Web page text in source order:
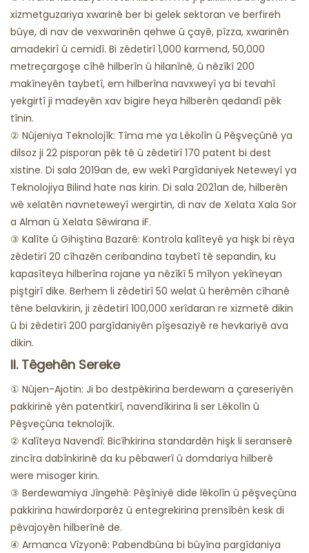
xizmetguzariya xwarinê ber bi gelek sektoran ve berfireh
bûye, di nav de vexwarinên qehwe û çayê, pîzza, xwarinên
amadekirî û cemidî. Bi zêdetirî 1,000 karmend, 50,000
metreçargoşe cîhê hilberîn û hilanînê, û nêzîkî 200
makîneyên taybetî, em hilberîna navxweyî ya bi tevahî
yekgirtî ji madeyên xav bigire heya hilberên qedandî pêk
tînin.
② Nûjeniya Teknolojîk: Tîma me ya Lêkolîn û Pêşveçûnê ya
dilsoz ji 22 pisporan pêk tê û zêdetirî 170 patent bi dest
xistine. Di sala 2019an de, ew wekî Pargîdaniyek Neteweyî ya
Teknolojiya Bilind hate nas kirin. Di sala 2021an de, hilberên
wê xelatên navneteweyî wergirtin, di nav de Xelata Xala Sor
a Alman û Xelata Sêwirana iF.
③ Kalîte û Gihiştina Bazarê: Kontrola kalîteyê ya hişk bi rêya
zêdetirî 20 cîhazên ceribandina taybetî tê sepandin, ku
kapasîteya hilberîna rojane ya nêzîkî 5 mîlyon yekîneyan
piştgirî dike. Berhem li zêdetirî 50 welat û herêmên cîhanê
têne belavkirin, ji zêdetirî 100,000 xerîdaran re xizmetê dikin
û bi zêdetirî 200 pargîdaniyên pîşesaziyê re hevkariyê ava
dikin.
II. Têgehên Sereke
① Nûjen-Ajotin: Ji bo destpêkirina berdewam a çareseriyên
pakkirinê yên patentkirî, navendîkirina li ser Lêkolîn û
Pêşveçûna teknolojîk.
② Kalîteya Navendî: Bicîhkirina standardên hişk li seranserê
zincîra dabînkirinê da ku pêbawerî û domdariya hilberê
were misoger kirin.
③ Berdewamiya Jîngehê: Pêşîniyê dide lêkolîn û pêşveçûna
pakkirina hawirdorparêz û entegrekirina prensîbên kesk di
pêvajoyên hilberînê de.
④ Armanca Vîzyonê: Pabendbûna bi bûyîna pargîdaniya